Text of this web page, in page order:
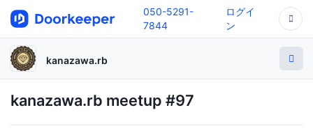
050-5291-
7844
ログイ
ン
kanazawa.rb
kanazawa.rb meetup #97